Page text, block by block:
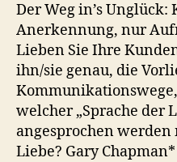
Der Weg in’s
Anerkennung, nur
Lieben Sie Ihre
ihn/sie genau, die
welcher „Sprache der
angesprochen werden
Liebe? Gary